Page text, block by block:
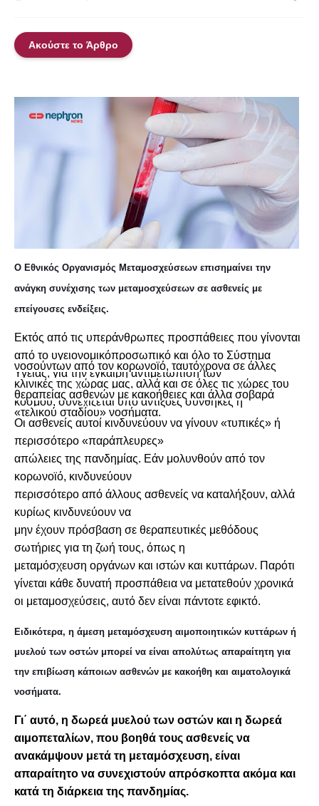
Ακούστε το Άρθρο
Ο Εθνικός Οργανισμός Μεταμοσχεύσεων επισημαίνει την
ανάγκη συνέχισης των μεταμοσχεύσεων σε ασθενείς με
επείγουσες ενδείξεις.
Εκτός από τις υπεράνθρωπες προσπάθειες που γίνονται
από το υγειονομικόπροσωπικό και όλο το Σύστημα
Υγείας, για την έγκαιρη αντιμετώπιση των
νοσούντων από τον κορωνοϊό, ταυτόχρονα σε άλλες
κλινικές της χώρας μας, αλλά και σε όλες τις χώρες του
κόσμου, συνεχίζεται υπό αντίξοες συνθήκες η
προσπάθεια
θεραπείας ασθενών με κακοήθειες και άλλα σοβαρά
«τελικού σταδίου» νοσήματα.
Οι ασθενείς αυτοί κινδυνεύουν να γίνουν «τυπικές» ή
περισσότερο «παράπλευρες»
απώλειες της πανδημίας. Εάν μολυνθούν από τον
κορωνοϊό, κινδυνεύουν
περισσότερο από άλλους ασθενείς να καταλήξουν, αλλά
κυρίως κινδυνεύουν να
μην έχουν πρόσβαση σε θεραπευτικές μεθόδους
σωτήριες για τη ζωή τους, όπως η
μεταμόσχευση οργάνων και ιστών και κυττάρων. Παρότι
γίνεται κάθε δυνατή προσπάθεια να μετατεθούν χρονικά
οι μεταμοσχεύσεις, αυτό δεν είναι πάντοτε εφικτό.
Ειδικότερα, η άμεση μεταμόσχευση αιμοποιητικών κυττάρων ή
μυελού των οστών μπορεί να είναι απολύτως απαραίτητη για
την επιβίωση κάποιων ασθενών με κακοήθη και αιματολογικά
νοσήματα.
Γι΄ αυτό, η δωρεά μυελού των οστών και η δωρεά
αιμοπεταλίων, που βοηθά τους ασθενείς να
ανακάμψουν μετά τη μεταμόσχευση, είναι
απαραίτητο να συνεχιστούν απρόσκοπτα ακόμα και
κατά τη διάρκεια της πανδημίας.